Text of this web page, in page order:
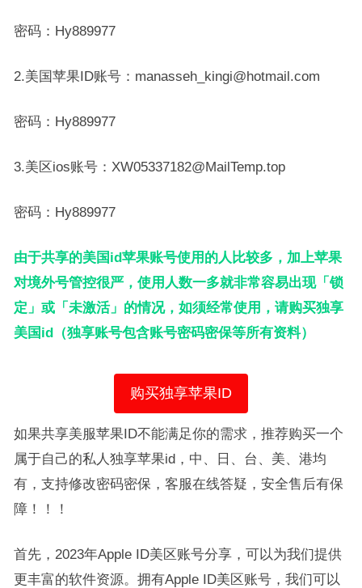
密码：Hy889977
2.美国苹果ID账号：manasseh_kingi@hotmail.com
密码：Hy889977
3.美区ios账号：XW05337182@MailTemp.top
密码：Hy889977
由于共享的美国id苹果账号使用的人比较多，加上苹果
对境外号管控很严，使用人数一多就非常容易出现「锁
定」或「未激活」的情况，如须经常使用，请购买独享
美国id（独享账号包含账号密码密保等所有资料）
购买独享苹果ID
如果共享美服苹果ID不能满足你的需求，推荐购买一个
属于自己的私人独享苹果id，中、日、台、美、港均
有，支持修改密码密保，客服在线答疑，安全售后有保
障！！！
首先，2023年Apple ID美区账号分享，可以为我们提供
更丰富的软件资源。拥有Apple ID美区账号，我们可以